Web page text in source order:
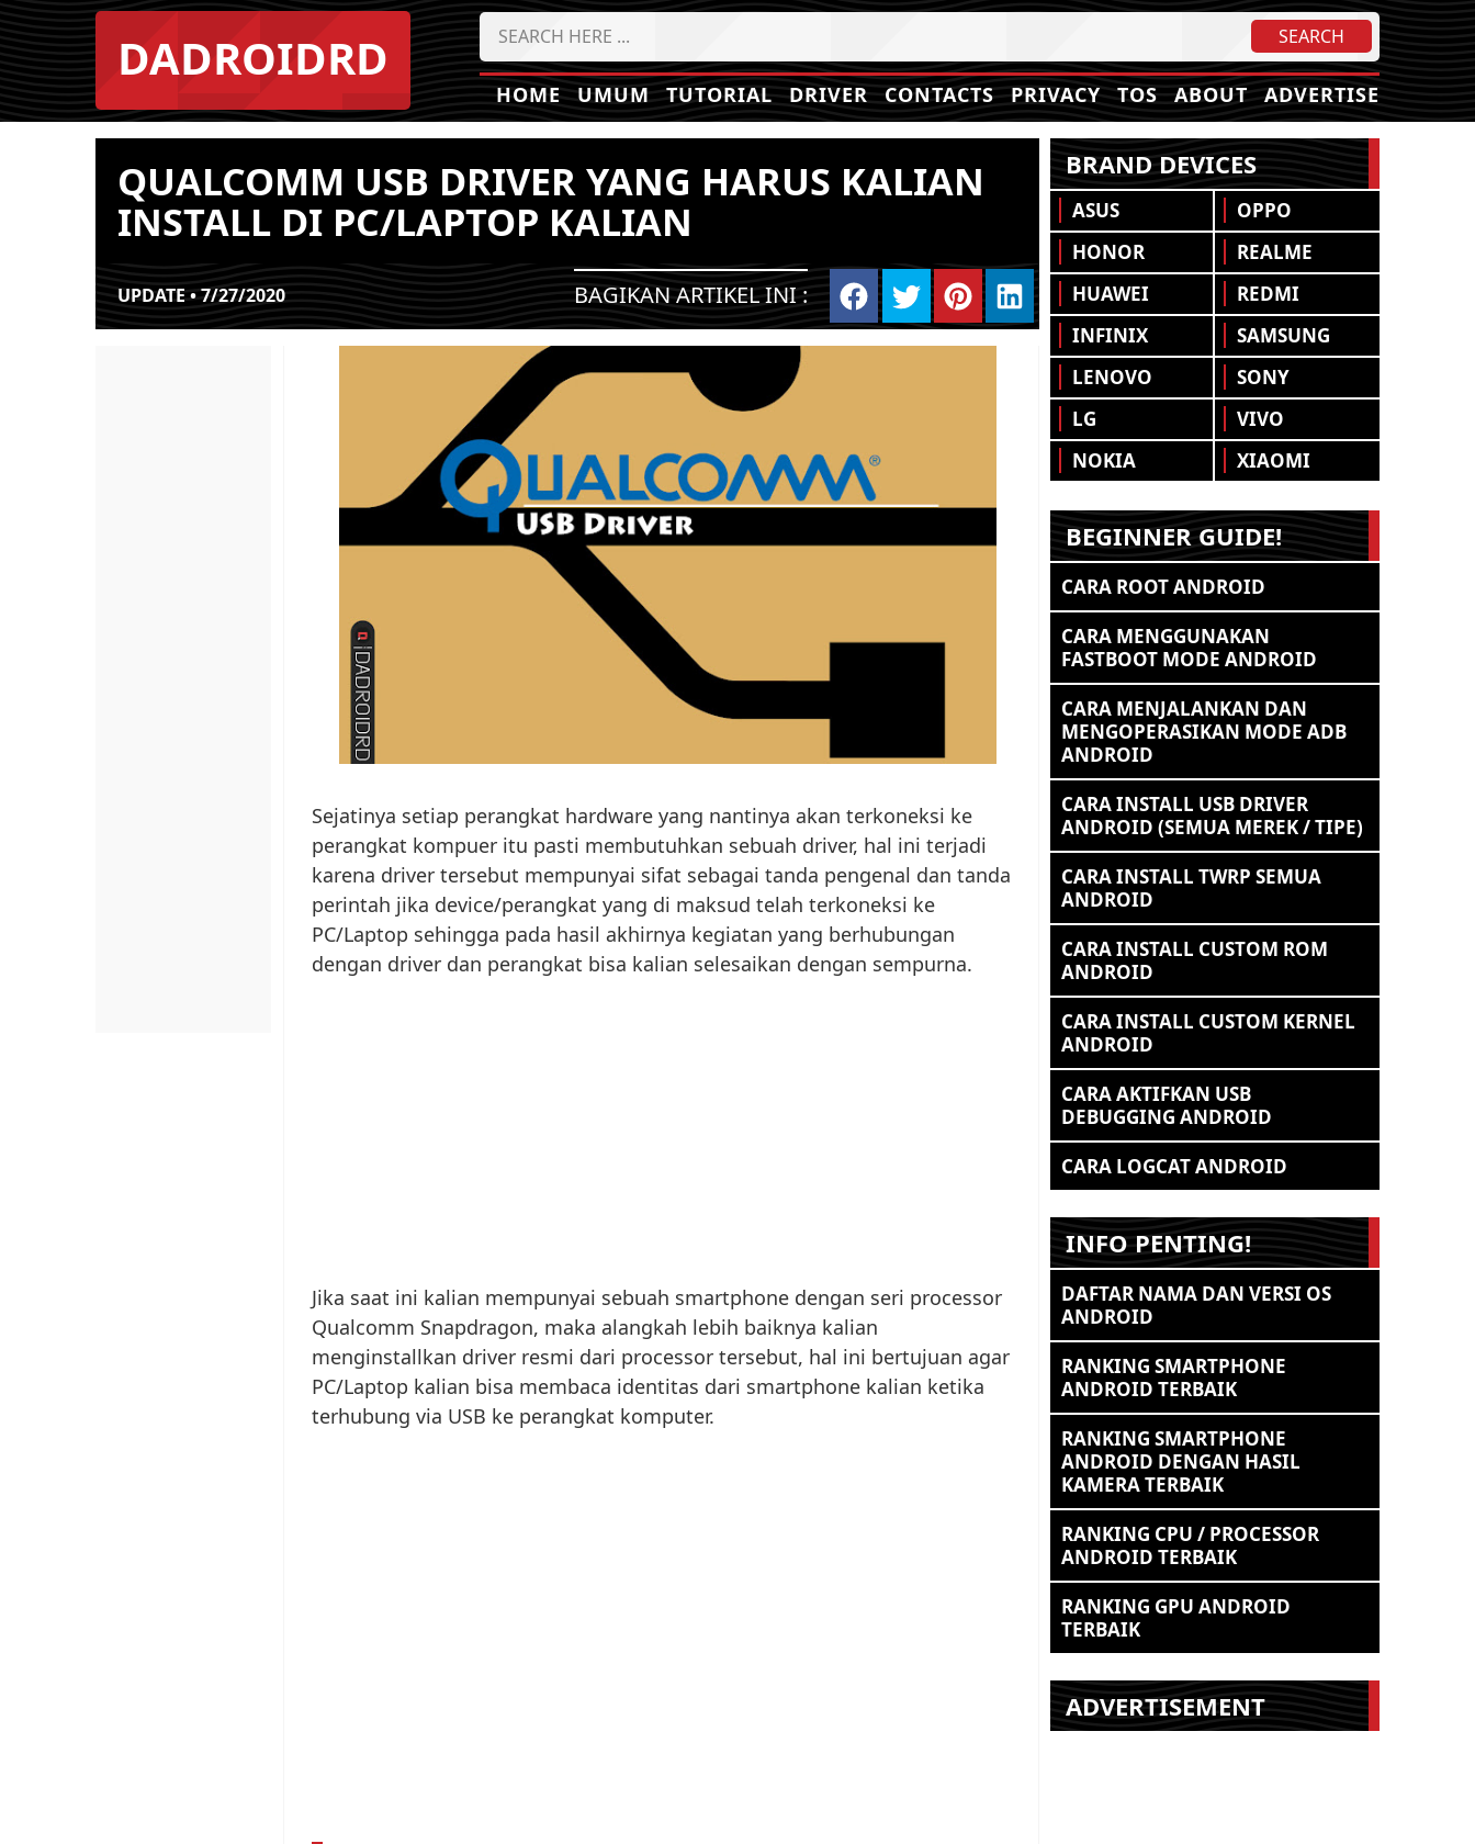
DADROIDRD
HOME UMUM TUTORIAL DRIVER CONTACTS PRIVACY TOS ABOUT ADVERTISE
QUALCOMM USB DRIVER YANG HARUS KALIAN
INSTALL DI PC/LAPTOP KALIAN
UPDATE • 7/27/2020 BAGIKAN ARTIKEL INI :
Sejatinya setiap perangkat hardware yang nantinya akan terkoneksi ke
perangkat kompuer itu pasti membutuhkan sebuah driver, hal ini terjadi
karena driver tersebut mempunyai sifat sebagai tanda pengenal dan tanda
perintah jika device/perangkat yang di maksud telah terkoneksi ke
PC/Laptop sehingga pada hasil akhirnya kegiatan yang berhubungan
dengan driver dan perangkat bisa kalian selesaikan dengan sempurna.
Jika saat ini kalian mempunyai sebuah smartphone dengan seri processor
Qualcomm Snapdragon, maka alangkah lebih baiknya kalian
menginstallkan driver resmi dari processor tersebut, hal ini bertujuan agar
PC/Laptop kalian bisa membaca identitas dari smartphone kalian ketika
terhubung via USB ke perangkat komputer.
BRAND DEVICES
ASUS
HONOR
HUAWEI
INFINIX
LENOVO
LG
NOKIA
OPPO
REALME
REDMI
SAMSUNG
SONY
VIVO
XIAOMI
BEGINNER GUIDE!
CARA ROOT ANDROID
CARA MENGGUNAKAN
FASTBOOT MODE ANDROID
CARA MENJALANKAN DAN
MENGOPERASIKAN MODE ADB
ANDROID
CARA INSTALL USB DRIVER
ANDROID (SEMUA MEREK / TIPE)
CARA INSTALL TWRP SEMUA
ANDROID
CARA INSTALL CUSTOM ROM
ANDROID
CARA INSTALL CUSTOM KERNEL
ANDROID
CARA AKTIFKAN USB
DEBUGGING ANDROID
CARA LOGCAT ANDROID
INFO PENTING!
DAFTAR NAMA DAN VERSI OS
ANDROID
RANKING SMARTPHONE
ANDROID TERBAIK
RANKING SMARTPHONE
ANDROID DENGAN HASIL
KAMERA TERBAIK
RANKING CPU / PROCESSOR
ANDROID TERBAIK
RANKING GPU ANDROID
TERBAIK
ADVERTISEMENT